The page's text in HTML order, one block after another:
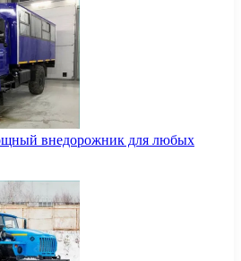
внедорожник для любых